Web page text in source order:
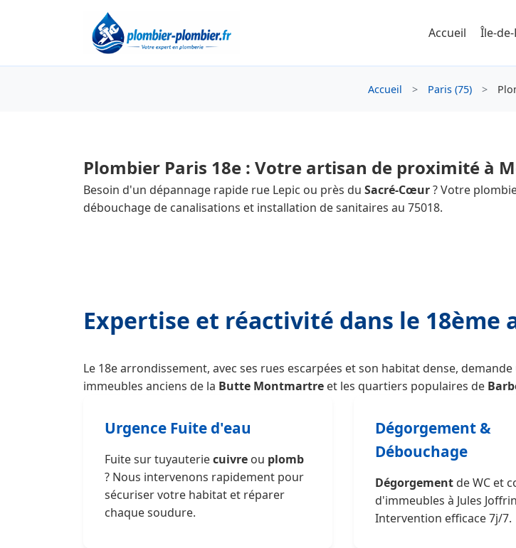
Accueil Île-
Accueil > Paris (75) >
Plombier Paris 18e : Votre artisan de proximité à
Besoin d'un dépannage rapide rue Lepic ou près du Sacré-Cœur? Votre
débouchage de canalisations et installation de sanitaires au 75018.
Expertise et réactivité dans le 18ème
Le 18e arrondissement, avec ses rues escarpées et son habitat dense,
immeubles anciens de la Butte Montmartre et les quartiers populaires de
Urgence Fuite d'eau
Fuite sur tuyauteriecuivre ou plomb
? Nous intervenons rapidement pour
sécuriser votre habitat et réparer
chaque soudure.
Dégorgement &
Débouchage
Dégorgement de WC et
d'immeubles à Jules
Intervention efficace 7j/7.